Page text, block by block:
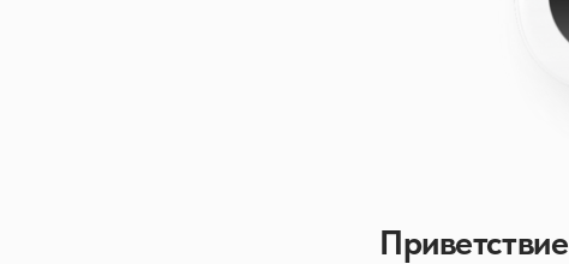
Приветствие